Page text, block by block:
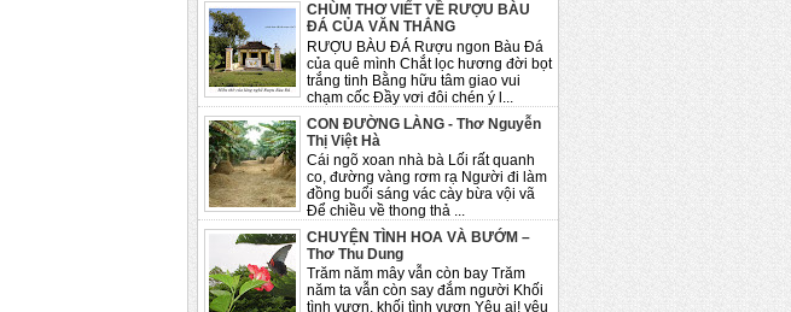
CHÙM THƠ VIẾT VỀ RƯỢU BÀU
ĐÁ CỦA VĂN THẮNG
RƯỢU BÀU ĐÁ Rượu ngon Bàu Đá
của quê mình Chắt lọc hương đời bọt
trắng tinh Bằng hữu tâm giao vui
chạm cốc Đầy vơi đôi chén ý l...
CON ĐƯỜNG LÀNG - Thơ Nguyễn
Thị Việt Hà
Cái ngõ xoan nhà bà Lối rất quanh
co, đường vàng rơm rạ Người đi làm
đồng buổi sáng vác cày bừa vội vã
Để chiều về thong thả ...
CHUYỆN TÌNH HOA VÀ BƯỚM –
Thơ Thu Dung
Trăm năm mây vẫn còn bay Trăm
năm ta vẫn còn say đắm người Khối
tình vươn, khối tình vươn Yêu ai! yêu